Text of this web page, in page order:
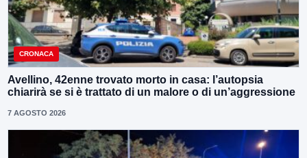
CRONACA
Avellino, 42enne trovato morto in casa: l’autopsia
chiarirà se si è trattato di un malore o di un’aggressione
7 AGOSTO 2026